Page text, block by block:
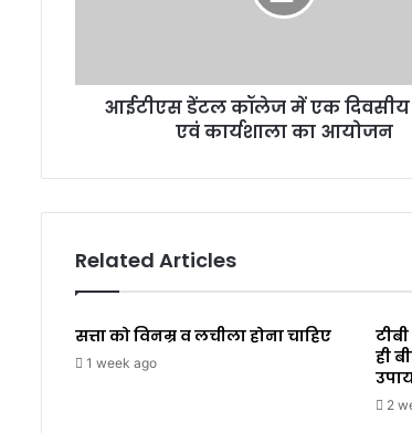
आईटीएस डेंटल कॉलेज में एक दिवसीय
एवं कार्यशाला का आयोजन
Related Articles
सत्ता को विनम्र व लचीला होना चाहिए
1 week ago
ही
2